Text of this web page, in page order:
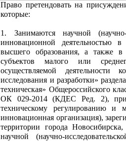
Право претендовать на
которые:
1. Занимаются научной (научно-
инновационной деятельностью
высшего образования, а также
субъектов малого или
осуществляемой
исследования и разработки»
техническая» Общероссийского
ОК 029-2014 (КДЕС Ред. 2),
техническому регулированию
инновационная организация),
территории города
научной (научно-